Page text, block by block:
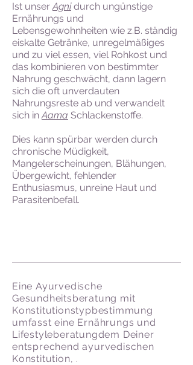
Ist unserAgnidurch ungünstige
Ernährungs und
Lebensgewohnheiten wie z.B. ständig
eiskalte Getränke, unregelmäßiges
und zu viel essen, viel Rohkost und
das kombinieren von bestimmter
Nahrung geschwächt, dann lagern
sich die oft unverdauten
Nahrungsreste ab und verwandelt
sich inAama Schlackenstoffe.
Dies kann spürbar werden durch
chronische Müdigkeit,
Mangelerscheinungen, Blähungen,
Übergewicht, fehlender
Enthusiasmus, unreine Haut und
Parasitenbefall.
Eine Ayurvedische
Gesundheitsberatung mit
Konstitutionstypbestimmung
umfasst eine Ernährungs und
Lifestyleberatungdem Deiner
entsprechend ayurvedischen
Konstitution, .